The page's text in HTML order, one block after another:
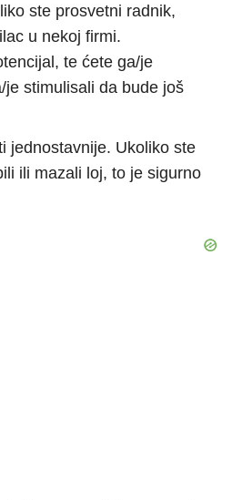
ste prosvetni radnik,
u nekoj firmi.
te ćete ga/je
stimulisali da bude još
jednostavnije. Ukoliko ste
ili mazali loj, to je sigurno